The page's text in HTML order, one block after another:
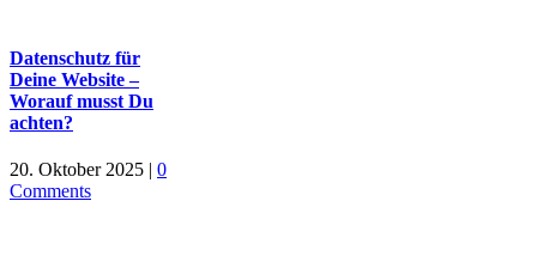
Datenschutz für
Deine Website –
Worauf musst Du
achten?
20. Oktober 2025 | 0
Comments